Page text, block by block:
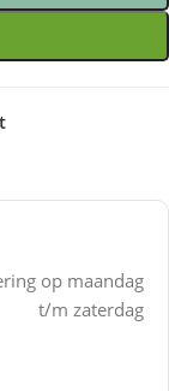
op maandag
t/m zaterdag